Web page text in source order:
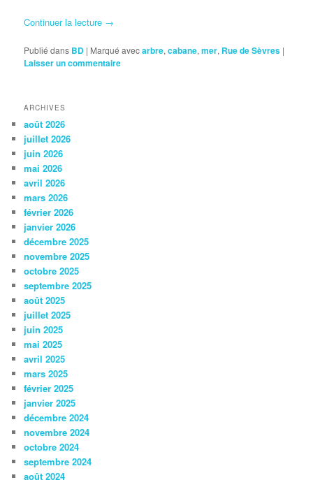
Continuer la lecture →
Publié dans BD | Marqué avecarbre,cabane,mer, Rue de Sèvres |
Laisser un commentaire
ARCHIVES
août 2026
juillet 2026
juin 2026
mai 2026
avril 2026
mars 2026
février 2026
janvier 2026
décembre 2025
novembre 2025
octobre 2025
septembre 2025
août 2025
juillet 2025
juin 2025
mai 2025
avril 2025
mars 2025
février 2025
janvier 2025
décembre 2024
novembre 2024
octobre 2024
septembre 2024
août 2024